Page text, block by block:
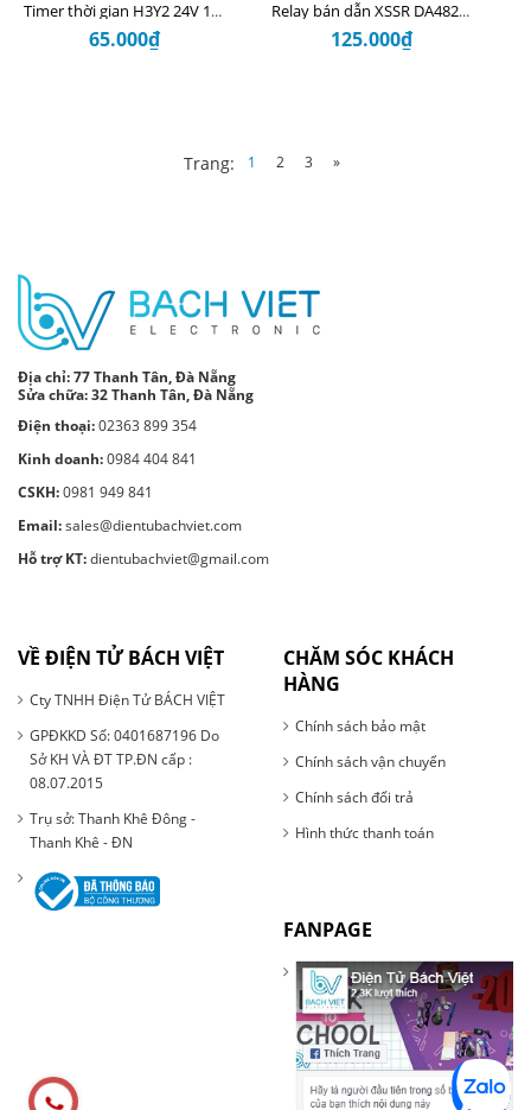
Timer thời gian H3Y2 24V 10S (18D11.3)
65.000₫
Relay bán dẫn XSSR DA4825 25A
125.000₫
Trang: 1 2 3 »
Địa chỉ:77 Thanh Tân, Đà Nẵng
Sửa chữa: 32 Thanh Tân, Đà Nẵng
Điện thoại:02363 899 354
Kinh doanh:0984 404 841
CSKH:0981 949 841
Email:sales@dientubachviet.com
Hỗ trợ KT:dientubachviet@gmail.com
VỀ ĐIỆN TỬ BÁCH VIỆT
Cty TNHH Điện Tử BÁCH VIỆT
GPĐKKD Số: 0401687196 Do
Sở KH VÀ ĐT TP.ĐN cấp :
08.07.2015
Trụ sở: Thanh Khê Đông -
Thanh Khê - ĐN
CHĂM SÓC KHÁCH
HÀNG
Chính sách bảo mật
Chính sách vận chuyển
Chính sách đổi trả
Hình thức thanh toán
FANPAGE